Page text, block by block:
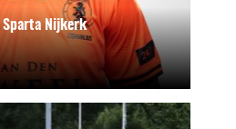
Sparta Nijkerk